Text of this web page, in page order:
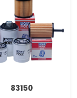
83150